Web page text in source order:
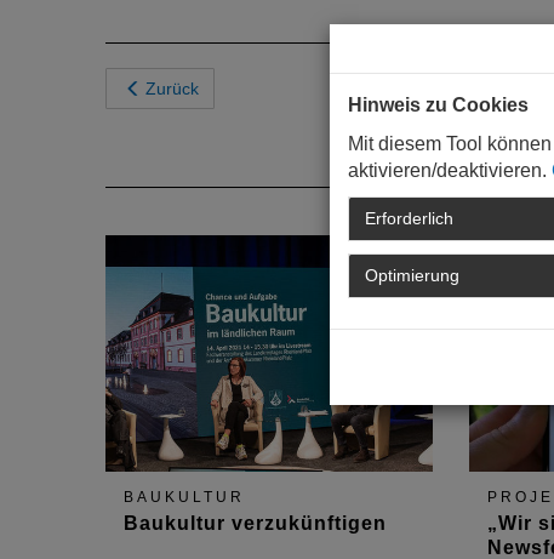
Zurück
BAUKULTUR
Baukultur verzukünftigen
„Wir
Hinweis zu Cookies
Mit diesem Tool
aktivieren/deaktivieren.
Erforderlich
Optimierung